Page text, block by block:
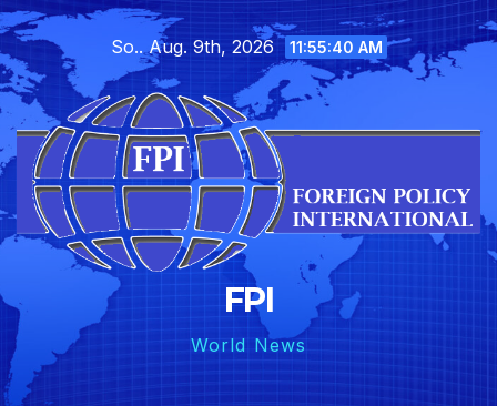
Skip
to
content
So.. Aug. 9th, 2026 11:55:41 AM
FPI
World News